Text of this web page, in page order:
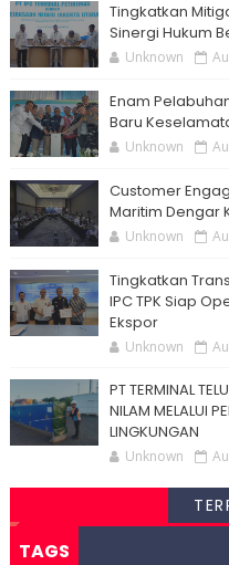
Tingkatkan
Sinergi Hukum
Unknown
Enam
Baru
Unknown
Customer
Maritim Dengar
Unknown
Tingkatkan
IPC TPK Siap
Ekspor
Unknown
PT TERMINAL
NILAM MELALUI
LINGKUNGAN
Unknown
TAGS